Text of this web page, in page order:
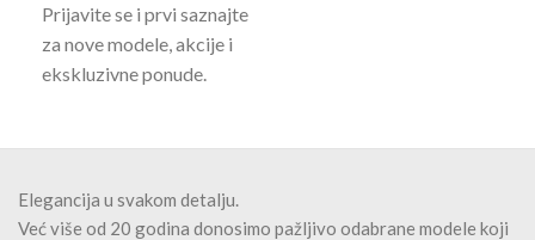
Prijavite se i prvi saznajte
za nove modele, akcije i
ekskluzivne ponude.
Elegancija u svakom detalju.
Već više od 20 godina donosimo pažljivo odabrane modele koji